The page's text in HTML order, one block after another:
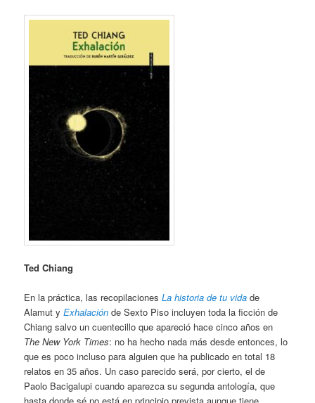
Ted Chiang
En la práctica, las recopilacionesLa historia de tu vida de
Alamut yExhalación de Sexto Piso incluyen toda la ficción de
Chiang salvo un cuentecillo que apareció hace cinco años en
The New York Times: no ha hecho nada más desde entonces, lo
que es poco incluso para alguien que ha publicado en total 18
relatos en 35 años. Un caso parecido será, por cierto, el de
Paolo Bacigalupi cuando aparezca su segunda antología, que